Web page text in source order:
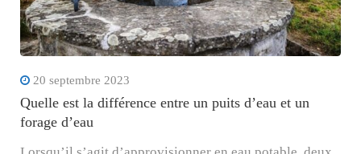
20 septembre 2023
Quelle est la différence entre un puits d’eau et un
forage d’eau